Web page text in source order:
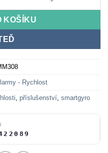
KOŠÍKU
- Rychlost
, příslušenství, smartgyro